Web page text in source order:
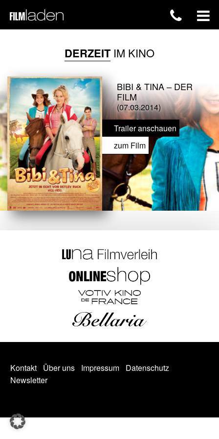
DERZEITIM KINO
BIBI & TINA – DER
FILM
(07.03.2014)
Trailer anschauen
zum Film
Kontakt Über uns Impressum
Datenschutz
Newsletter